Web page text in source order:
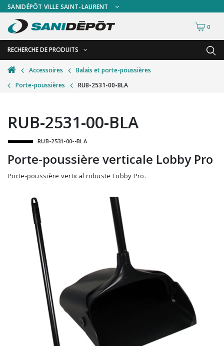
SANIDÉPÔT VILLE SAINT-LAURENT
0
RECHERCHE DE PRODUITS
RETOUR
Accessoires de sécurité
Accessoires pour le lavage de mur
Accessoires pour salles de bain
Alimentaire
Autres accessoires
Balais et porte-poussières
Bouteilles et vaporisateurs
Brosses et manches
Cendriers
Chariots et manutention
Distributrices et supports
Grattoirs, moutons et racloirs pour vitres/planchers
Guenilles et éponges
Hygiène personnelle
RETOUR
Gants
Plexiglas
Signalisations
Test de diagnostic
Thermomètre
Vêtements de sécurité
Accessoires
Balais et porte-poussières
Porte-poussières
RUB-2531-00-BLA
RUB-2531-00-BLA
RUB-2531-00--BLA
Porte-poussière verticale Lobby Pro
Porte-poussière vertical robuste Lobby Pro.